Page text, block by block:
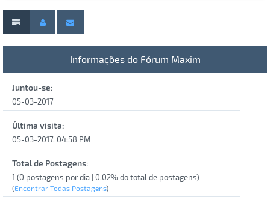
Informações do Fórum Maxim
Juntou-se:
05-03-2017
Última visita:
05-03-2017, 04:58 PM
Total de Postagens:
1 (0 postagens por dia | 0.02% do total de postagens)
(Encontrar Todas Postagens)